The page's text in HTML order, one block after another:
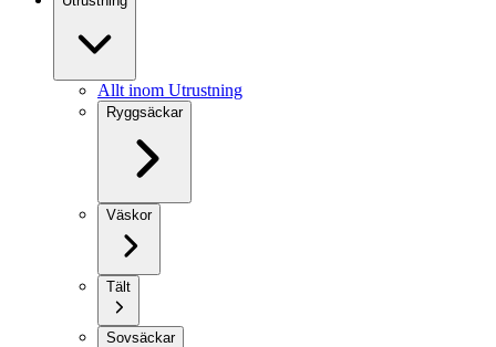
Allt inom Utrustning
Ryggsäckar
Väskor
Tält
Sovsäckar